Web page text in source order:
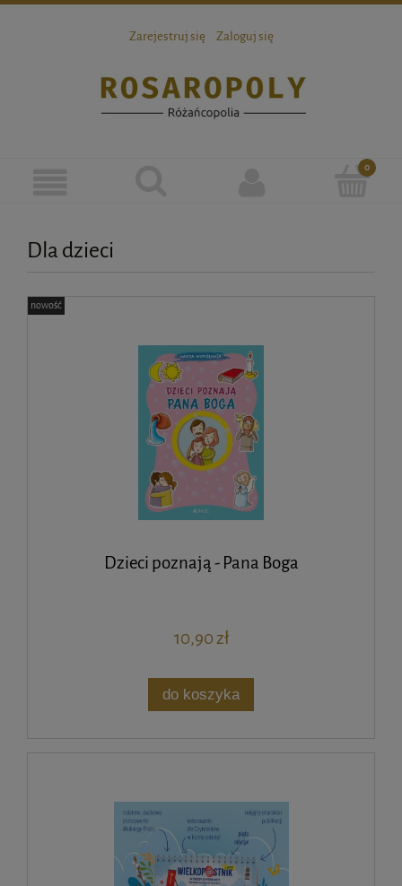
Zarejestruj się Zaloguj się
Dla dzieci
Dzieci poznają - Pana Boga
10,90 zł
do koszyka
nowość